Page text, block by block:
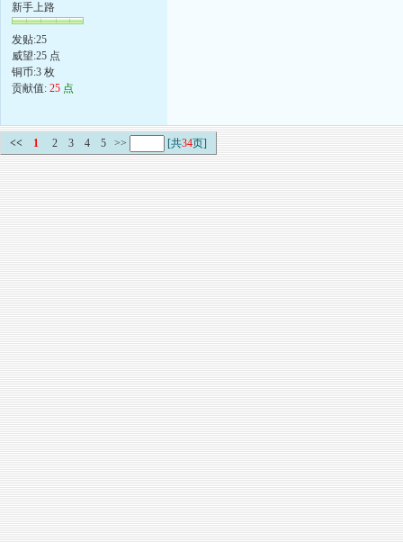
新手上路
发贴:25
威望:25 点
铜币:3 枚
贡献值: 25 点
<< 1 2 3 4 5 >> [共34页]